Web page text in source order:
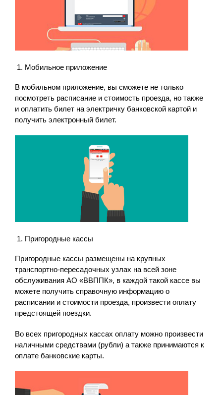
Мобильное приложение
В мобильном приложение, вы сможете не только
посмотреть расписание и стоимость проезда, но также
и оплатить билет на электричку банковской картой и
получить электронный билет.
Пригородные кассы
Пригородные кассы размещены на крупных
транспортно-пересадочных узлах на всей зоне
обслуживания АО «ВВППК», в каждой такой кассе вы
можете получить справочную информацию о
расписании и стоимости проезда, произвести оплату
предстоящей поездки.
Во всех пригородных кассах оплату можно произвести
наличными средствами (рубли) а также принимаются к
оплате банковские карты.